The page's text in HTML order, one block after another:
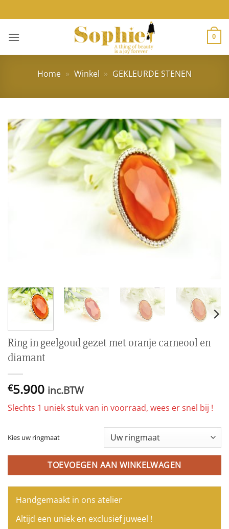
naar
inhoud
0
Home » Winkel » GEKLEURDE STENEN
Ring in geelgoud gezet met oranje carneool en
diamant
€5.900 inc.BTW
Slechts 1 uniek stuk van in voorraad, wees er snel bij !
Kies uw ringmaat
TOEVOEGEN AAN WINKELWAGEN
Handgemaakt in ons atelier
Altijd een uniek en exclusief juweel !